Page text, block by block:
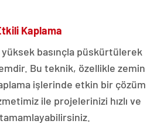
Kaplama
basınçla püskürtülerek
Bu teknik, özellikle zemin
işlerinde etkin bir çözüm
ile projelerinizi hızlı ve